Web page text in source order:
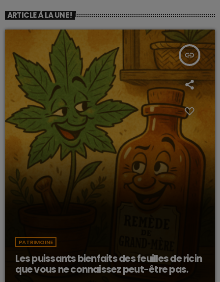
ARTICLE À LA UNE !
insert_link
PATRIMOINE
Les puissants bienfaits des feuilles de ricin
que vous ne connaissez peut-être pas.